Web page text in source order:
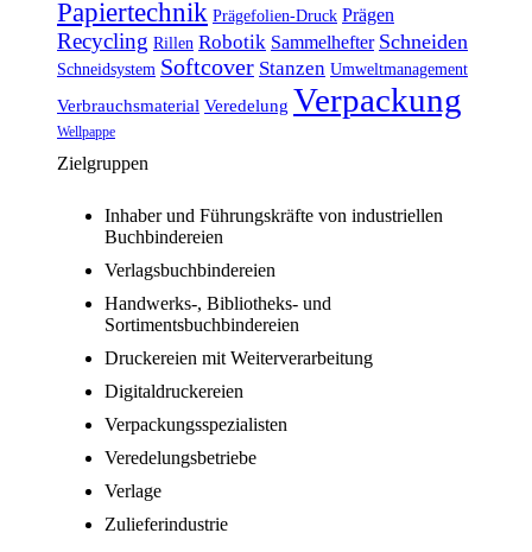
Papiertechnik Prägefolien-Druck Prägen
Recycling Rillen Robotik Sammelhefter Schneiden
Schneidsystem Softcover Stanzen Umweltmanagement
Verbrauchsmaterial Veredelung Verpackung
Wellpappe
Zielgruppen
Inhaber und Führungskräfte von industriellen
Buchbindereien
Verlagsbuchbindereien
Handwerks-, Bibliotheks- und
Sortimentsbuchbindereien
Druckereien mit Weiterverarbeitung
Digitaldruckereien
Verpackungsspezialisten
Veredelungsbetriebe
Verlage
Zulieferindustrie